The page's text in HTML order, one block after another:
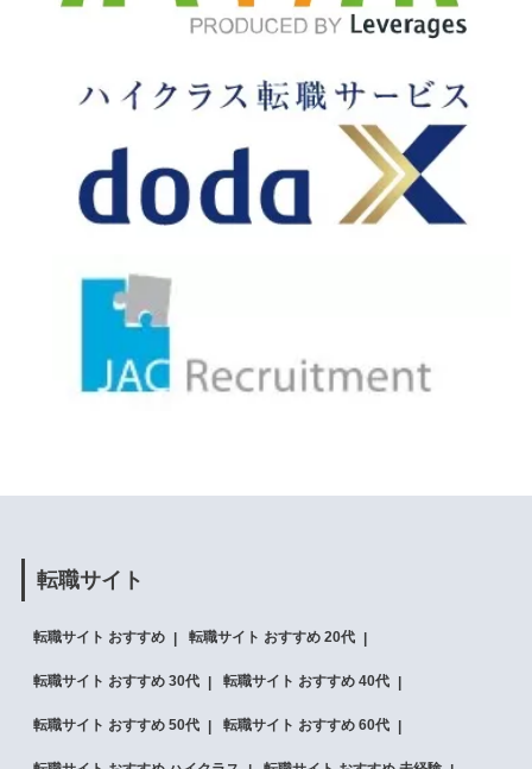
転職サイト
転職サイト おすすめ 転職サイト おすすめ 20代
転職サイト おすすめ 30代 転職サイト おすすめ 40代
転職サイト おすすめ 50代 転職サイト おすすめ 60代